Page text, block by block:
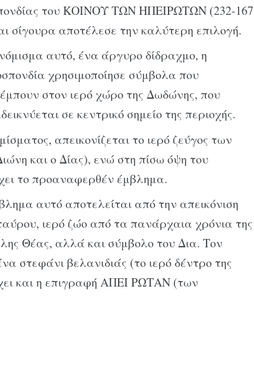
του ΚΟΙΝΟΥ ΤΩΝ ΗΠΕΙΡΩΤΩΝ (232-167
σίγουρα αποτέλεσε την καλύτερη επιλογή.
αυτό, ένα άργυρο δίδραχμο, η
χρησιμοποίησε σύμβολα που
στον ιερό χώρο της Δωδώνης, που
σε κεντρικό σημείο της περιοχής.
απεικονίζεται το ιερό ζεύγος των
και ο Δίας), ενώ στη πίσω όψη του
το προαναφερθέν έμβλημα.
αυτό αποτελείται από την απεικόνιση
ιερό ζώο από τα πανάρχαια χρόνια της
Θέας, αλλά και σύμβολο του Δια. Τον
στεφάνι βελανιδιάς (το ιερό δέντρο της
και η επιγραφή ΑΠΕΙ ΡΩΤΑΝ (των